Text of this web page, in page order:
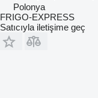
Polonya
FRIGO-EXPRESS
Satıcıyla iletişime geç